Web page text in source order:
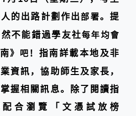
的出路計劃作出 部署。提
不能錯過學友社每年均會
》吧！ 指南詳載本地及非
資訊，協助師生及家長，
握相關訊息。除了閱讀指
合瀏覽「文憑試放榜